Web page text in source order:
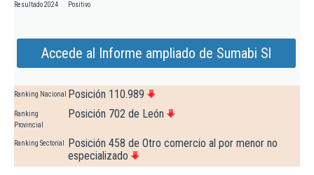
Resultado 2024 Positivo
Accede al Informe ampliado de Sumabi Sl
Ranking Nacional Posición 110.989
Ranking
Provincial
Posición 702 de León
Ranking Sectorial
Posición 458 de Otro comercio al por menor no
especializado